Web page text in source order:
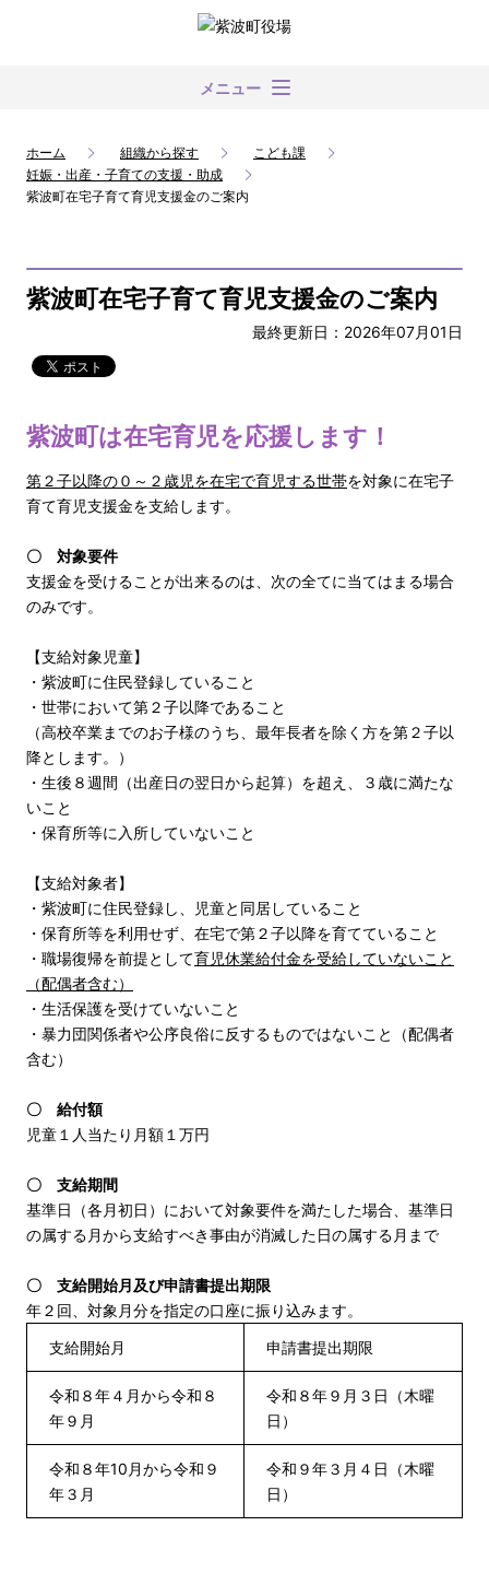
メニュー
ホーム 組織から探す
こども課
妊娠・出産・子育ての支援・助成
紫波町在宅子育て育児支援金のご案内
紫波町在宅子育て育児支援金のご案内
最終更新日：2026年07月01日
紫波町は在宅育児を応援します！
第２子以降の０～２歳児を在宅で育児する世帯を対象に在宅子
育て育児支援金を支給します。
〇 対象要件
支援金を受けることが出来るのは、次の全てに当てはまる場合
のみです。
【支給対象児童】
・紫波町に住民登録していること
・世帯において第２子以降であること
（高校卒業までのお子様のうち、最年長者を除く方を第２子以
降とします。）
・生後８週間（出産日の翌日から起算）を超え、３歳に満たな
いこと
・保育所等に入所していないこと
【支給対象者】
・紫波町に住民登録し、児童と同居していること
・保育所等を利用せず、在宅で第２子以降を育てていること
・職場復帰を前提として育児休業給付金を受給していないこと
（配偶者含む）
・生活保護を受けていないこと
・暴力団関係者や公序良俗に反するものではないこと（配偶者
含む）
〇 給付額
児童１人当たり月額１万円
〇 支給期間
基準日（各月初日）において対象要件を満たした場合、基準日
の属する月から支給すべき事由が消滅した日の属する月まで
〇 支給開始月及び申請書提出期限
年２回、対象月分を指定の口座に振り込みます。
支給開始月
申請書提出期限
令和８年４月から令和８
年９月
令和８年９月３日（木曜
日）
令和８年10月から令和９
年３月
令和９年３月４日（木曜
日）